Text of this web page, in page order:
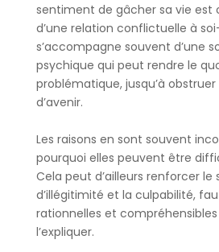
sentiment de gâcher sa vie
d’une relation conflictuelle à
s’accompagne souvent d’une
psychique qui peut rendre le
problématique, jusqu’à
d’avenir.
Les raisons en sont souvent
pourquoi elles peuvent être
Cela peut d’ailleurs renforcer
d’illégitimité et la culpabilité,
rationnelles et
l’expliquer.